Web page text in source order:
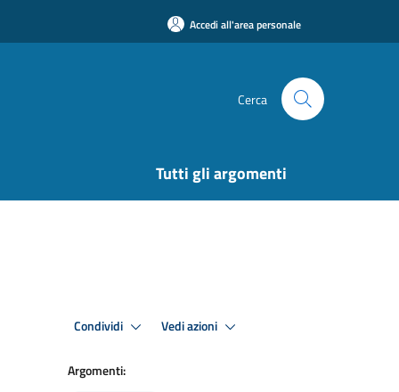
Accedi all'area personale
Cerca
Tutti gli argomenti
Condividi Vedi azioni
Argomenti: